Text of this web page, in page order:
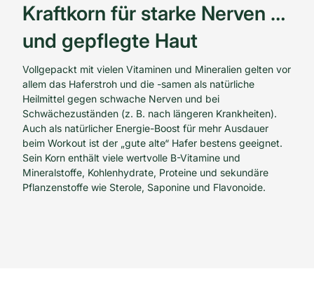
Kraftkorn für starke Nerven …
und gepflegte Haut
Vollgepackt mit vielen Vitaminen und Mineralien gelten vor
allem das Haferstroh und die -samen als natürliche
Heilmittel gegen schwache Nerven und bei
Schwächezuständen (z. B. nach längeren Krankheiten).
Auch als natürlicher Energie-Boost für mehr Ausdauer
beim Workout ist der „gute alte“ Hafer bestens geeignet.
Sein Korn enthält viele wertvolle B-Vitamine und
Mineralstoffe, Kohlenhydrate, Proteine und sekundäre
Pflanzenstoffe wie Sterole, Saponine und Flavonoide.